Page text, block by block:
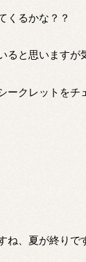
くるかな？？
ると思いますが
クレットをチ
、夏が終りで